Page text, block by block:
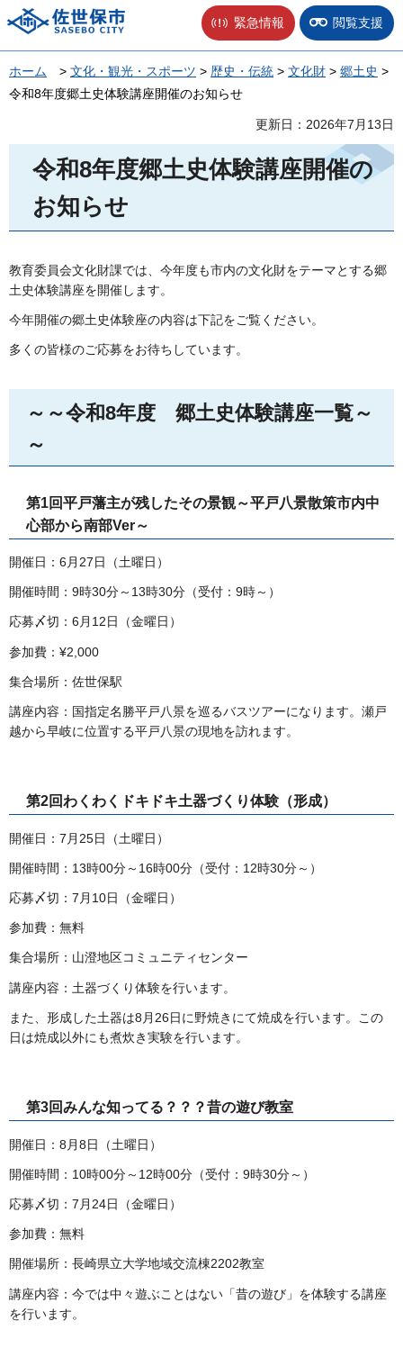
佐世保市 緊急情報 閲覧支援
ホーム > 文化・観光・スポーツ > 歴史・伝統 > 文化財 > 郷土史 >
令和8年度郷土史体験講座開催のお知らせ
更新日：2026年7月13日
令和8年度郷土史体験講座開催の
お知らせ
教育委員会文化財課では、今年度も市内の文化財をテーマとする郷
土史体験講座を開催します。
今年開催の郷土史体験座の内容は下記をご覧ください。
多くの皆様のご応募をお待ちしています。
～～令和8年度 郷土史体験講座一覧～
～
第1回平戸藩主が残したその景観～平戸八景散策市内中
心部から南部Ver～
開催日：6月27日（土曜日）
開催時間：9時30分～13時30分（受付：9時～）
応募〆切：6月12日（金曜日）
参加費：¥2,000
集合場所：佐世保駅
講座内容：国指定名勝平戸八景を巡るバスツアーになります。瀬戸
越から早岐に位置する平戸八景の現地を訪れます。
第2回わくわくドキドキ土器づくり体験（形成）
開催日：7月25日（土曜日）
開催時間：13時00分～16時00分（受付：12時30分～）
応募〆切：7月10日（金曜日）
参加費：無料
集合場所：山澄地区コミュニティセンター
講座内容：土器づくり体験を行います。
また、形成した土器は8月26日に野焼きにて焼成を行います。この
日は焼成以外にも煮炊き実験を行います。
第3回みんな知ってる？？？昔の遊び教室
開催日：8月8日（土曜日）
開催時間：10時00分～12時00分（受付：9時30分～）
応募〆切：7月24日（金曜日）
参加費：無料
開催場所：長崎県立大学地域交流棟2202教室
講座内容：今では中々遊ぶことはない「昔の遊び」を体験する講座
を行います。